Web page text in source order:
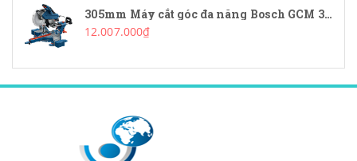
305mm Máy cắt góc đa năng Bosch GCM 340-305D
12.007.000₫